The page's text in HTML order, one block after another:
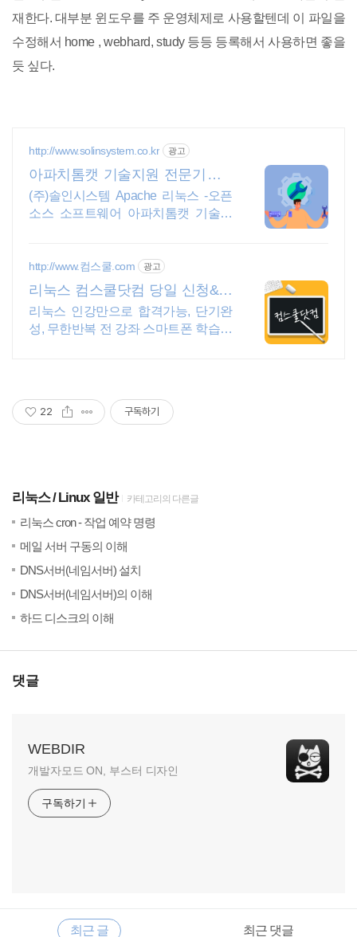
재한다. 대부분 윈도우를 주 운영체제로 사용할텐데 이 파일을
수정해서 home , webhard, study 등등 등록해서 사용하면 좋을
듯 싶다.
http://www.solinsystem.co.kr 광고
아파치톰캣 기술지원 전문기업 2
0년이상 기술지원 노하우
(주)솔인시스템 Apache 리눅스 -오픈
소스 소프트웨어 아파치톰캣 기술지
http://www.컴스쿨.com 광고
리눅스 컴스쿨닷컴 당일 신청&결
제시 기프티콘!
리눅스 인강만으로 합격가능, 단기완
성, 무한반복 전 강좌 스마트폰 학습가
22 구독하기
리눅스 Linux 일반 카테고리의 다른글
리눅스 cron - 작업 예약 명령
메일 서버 구동의 이해
DNS서버(네임서버) 설치
DNS서버(네임서버)의 이해
하드 디스크의 이해
댓글
WEBDIR
개발자모드 ON, 부스터 디자인
구독하기
RECENTLY
최근 글 최근 댓글